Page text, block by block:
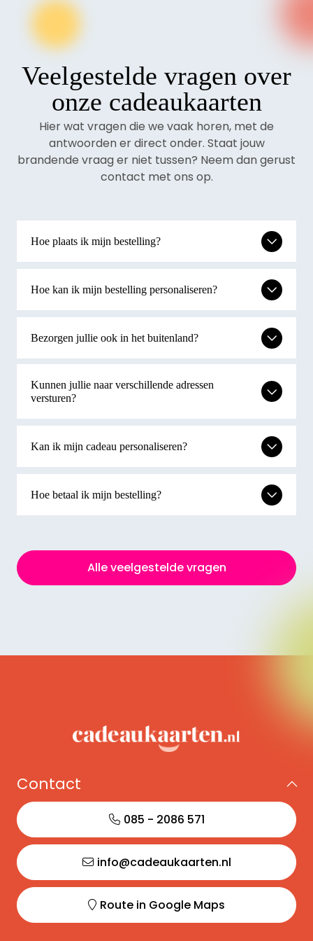
Veelgestelde vragen over
onze cadeaukaarten
Hier wat vragen die we vaak horen, met de
antwoorden er direct onder. Staat jouw
brandende vraag er niet tussen? Neem dan gerust
contact met ons op.
Hoe plaats ik mijn bestelling?
Hoe kan ik mijn bestelling personaliseren?
Bezorgen jullie ook in het buitenland?
Kunnen jullie naar verschillende adressen
versturen?
Kan ik mijn cadeau personaliseren?
Hoe betaal ik mijn bestelling?
Alle veelgestelde vragen
Contact
085 - 2086 571
info@cadeaukaarten.nl
Route in Google Maps